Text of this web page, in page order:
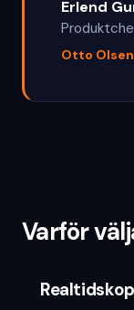
Erlend
Otto Olsen
Varför